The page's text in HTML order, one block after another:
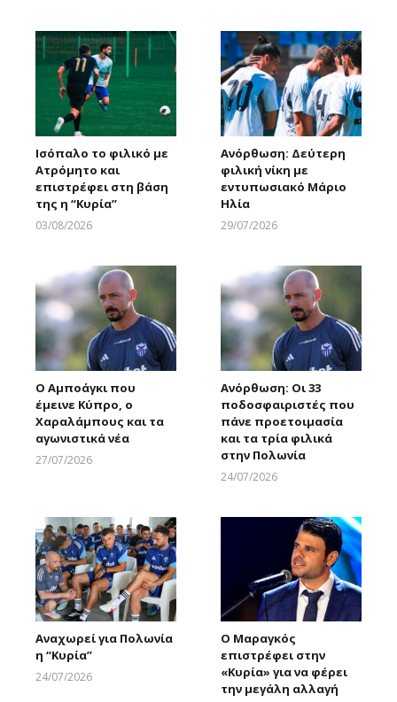
Ισόπαλο το φιλικό με
Ατρόμητο και
επιστρέφει στη βάση
της η “Κυρία”
03/08/2026
Ανόρθωση: Δεύτερη
φιλική νίκη με
εντυπωσιακό Μάριο
Ηλία
29/07/2026
Ο Αμποάγκι που
έμεινε Κύπρο, ο
Χαραλάμπους και τα
αγωνιστικά νέα
27/07/2026
Ανόρθωση: Οι 33
ποδοσφαιριστές που
πάνε προετοιμασία
και τα τρία φιλικά
στην Πολωνία
24/07/2026
Αναχωρεί για Πολωνία
η “Κυρία”
24/07/2026
Ο Μαραγκός
επιστρέφει στην
«Κυρία» για να φέρει
την μεγάλη αλλαγή